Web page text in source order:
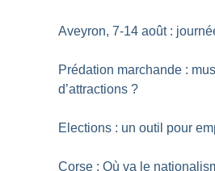
Aveyron, 7-14 août :
Prédation marchande :
d’attractions ?
Elections : un outil pour
Corse : Où va le